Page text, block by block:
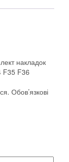
накладок
F35 F36
Обов’язкові